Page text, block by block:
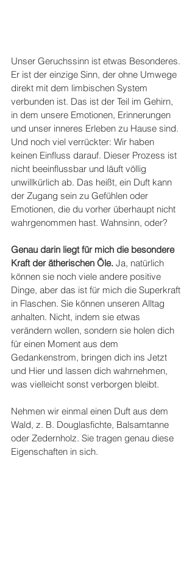
Unser Geruchssinn ist etwas Besonderes.
Er ist der einzige Sinn, der ohne Umwege
direkt mit dem limbischen System
verbunden ist. Das ist der Teil im Gehirn,
in dem unsere Emotionen, Erinnerungen
und unser inneres Erleben zu Hause sind.
Und noch viel verrückter: Wir haben
keinen Einfluss darauf. Dieser Prozess ist
nicht beeinflussbar und läuft völlig
unwillkürlich ab. Das heißt, ein Duft kann
der Zugang sein zu Gefühlen oder
Emotionen, die du vorher überhaupt nicht
wahrgenommen hast. Wahnsinn, oder?
Genau darin liegt für mich die besondere
Kraft der ätherischen Öle. Ja, natürlich
können sie noch viele andere positive
Dinge, aber das ist für mich die Superkraft
in Flaschen. Sie können unseren Alltag
anhalten. Nicht, indem sie etwas
verändern wollen, sondern sie holen dich
für einen Moment aus dem
Gedankenstrom, bringen dich ins Jetzt
und Hier und lassen dich wahrnehmen,
was vielleicht sonst verborgen bleibt.
Nehmen wir einmal einen Duft aus dem
Wald, z. B. Douglasfichte, Balsamtanne
oder Zedernholz. Sie tragen genau diese
Eigenschaften in sich.